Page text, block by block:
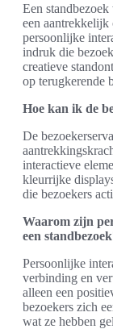
Een
een aantrekkelijk
persoonlijke
indruk die
creatieve
op terugkerende
Hoe kan ik de
De
interactieve
kleurrijke
die bezoekers
Waarom zijn
een
Persoonlijke
verbinding en
alleen een
bezoekers zich
wat ze hebben